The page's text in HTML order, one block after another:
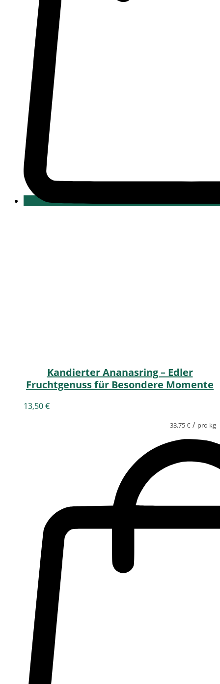
Kandierter Ananasring – Edler
Fruchtgenuss für Besondere Momente
13,50€
33,75€ / pro kg